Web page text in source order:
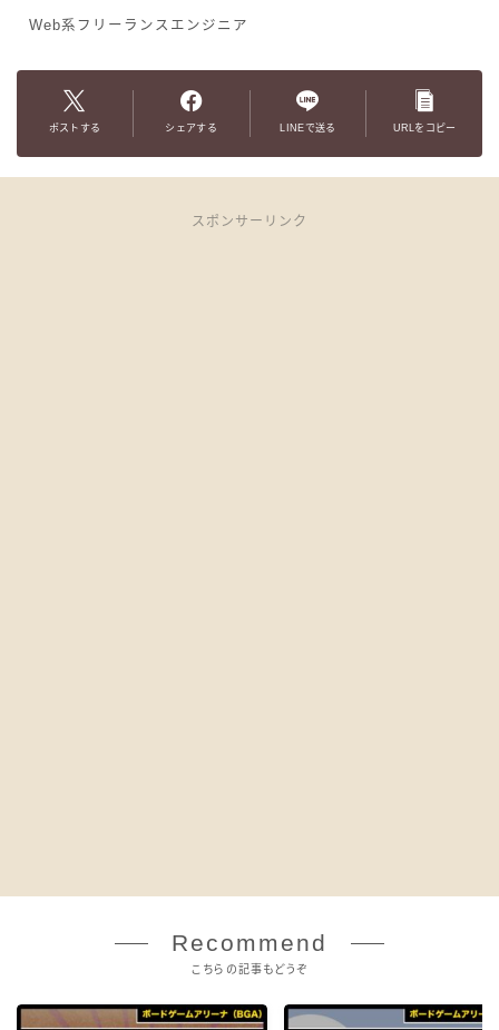
Web系フリーランスエンジニア
ポストする シェアする LINEで送る URLをコピー
スポンサーリンク
Recommend
こちらの記事もどうぞ